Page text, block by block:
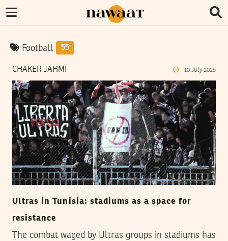
Football 55
CHAKER JAHMI 10 July 2025
Ultras in Tunisia: stadiums as a space for
resistance
The combat waged by Ultras groups in stadiums has